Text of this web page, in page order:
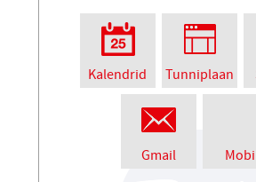
Kalendrid Tunniplaan
Gmail Mobi